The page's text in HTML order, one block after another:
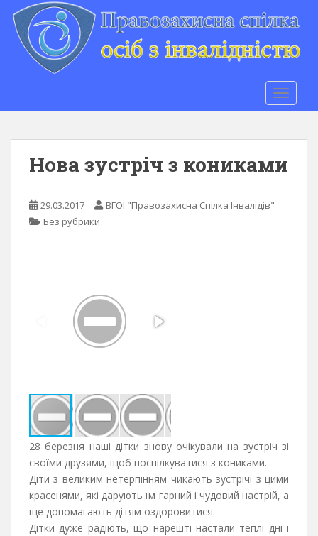
Нова зустріч з кониками
29.03.2017
ВГОІ "Правозахисна Спілка Інвалідів"
Без рубрики
28 березня наші дітки знову очікували на зустріч зі
своїми друзями, щоб поспілкуватися з кониками.
Діти з великим нетерпінням чикають зустрічі з цими
красенями, які дарують їм гарний і чудовий настрій, а
ще допомагають дітям оздоровитися.
Дітки дуже радіють, що нарешті настали теплі дні і